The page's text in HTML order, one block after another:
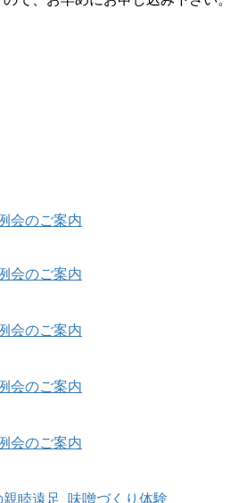
会のご案内
会のご案内
会のご案内
会のご案内
会のご案内
親睦遠足_味噌づくり体験